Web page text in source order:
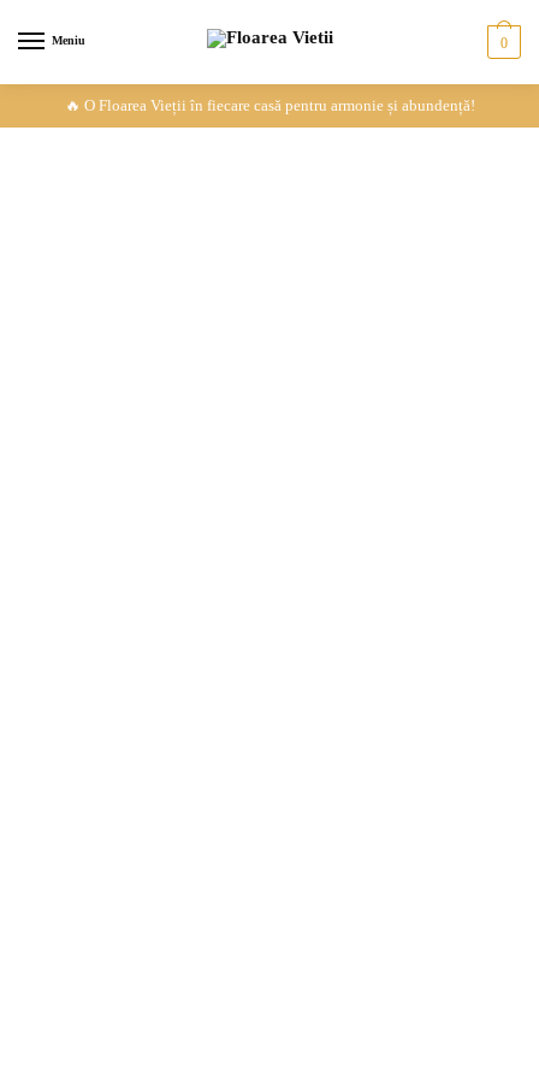
Meniu 0
🔥 O Floarea Vieții în fiecare casă pentru armonie și abundență!